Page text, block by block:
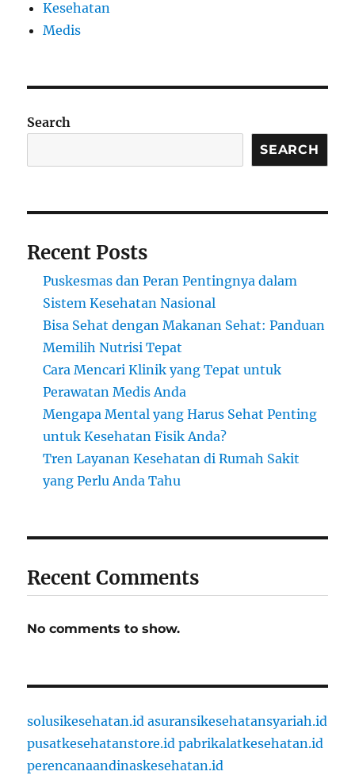
Kesehatan
Medis
Search
SEARCH
Recent Posts
Puskesmas dan Peran Pentingnya dalam
Sistem Kesehatan Nasional
Bisa Sehat dengan Makanan Sehat: Panduan
Memilih Nutrisi Tepat
Cara Mencari Klinik yang Tepat untuk
Perawatan Medis Anda
Mengapa Mental yang Harus Sehat Penting
untuk Kesehatan Fisik Anda?
Tren Layanan Kesehatan di Rumah Sakit
yang Perlu Anda Tahu
Recent Comments
No comments to show.
solusikesehatan.id asuransikesehatansyariah.id
pusatkesehatanstore.id pabrikalatkesehatan.id
perencanaandinaskesehatan.id